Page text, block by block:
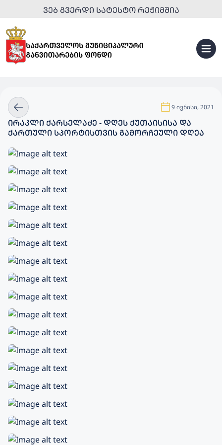
ᲕᲔᲑ ᲒᲕᲔᲠᲓᲘ ᲡᲐᲢᲔᲡᲢᲝ ᲠᲔᲟᲘᲛᲨᲘᲐ
9 ივნისი, 2021
ᲘᲠᲐᲙᲚᲘ ᲥᲐᲠᲡᲔᲚᲐᲫᲔ - ᲓᲦᲔᲡ ᲥᲣᲗᲐᲘᲡᲘᲡᲐ ᲓᲐ
ᲥᲐᲠᲗᲣᲚᲘ ᲡᲞᲝᲠᲢᲘᲡᲗᲕᲘᲡ ᲒᲐᲛᲝᲠᲩᲔᲣᲚᲘ ᲓᲦᲔᲐ